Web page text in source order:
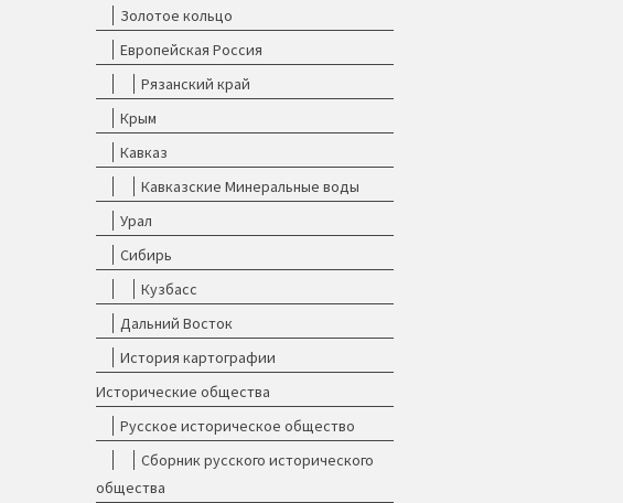
Золотое кольцо
Европейская Россия
Рязанский край
Крым
Кавказ
Кавказские Минеральные воды
Урал
Сибирь
Кузбасс
Дальний Восток
История картографии
Исторические общества
Русское историческое общество
Сборник русского исторического
общества